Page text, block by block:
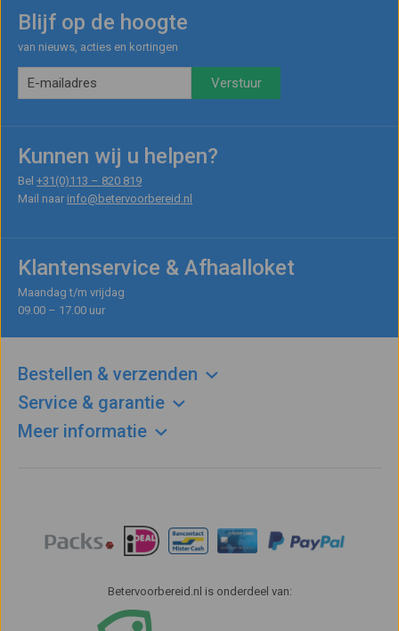
Blijf op de hoogte
van nieuws, acties en kortingen
Kunnen wij u helpen?
Bel +31(0)113 – 820 819
Mail naar info@betervoorbereid.nl
Klantenservice & Afhaalloket
Maandag t/m vrijdag
09.00 – 17.00 uur
Bestellen & verzenden
Service & garantie
Meer informatie
Betervoorbereid.nl is onderdeel van: